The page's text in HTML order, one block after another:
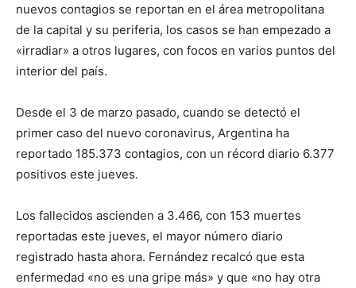
nuevos contagios se reportan en el área metropolitana
de la capital y su periferia, los casos se han empezado a
«irradiar» a otros lugares, con focos en varios puntos del
interior del país.
Desde el 3 de marzo pasado, cuando se detectó el
primer caso del nuevo coronavirus, Argentina ha
reportado 185.373 contagios, con un récord diario 6.377
positivos este jueves.
Los fallecidos ascienden a 3.466, con 153 muertes
reportadas este jueves, el mayor número diario
registrado hasta ahora. Fernández recalcó que esta
enfermedad «no es una gripe más» y que «no hay otra